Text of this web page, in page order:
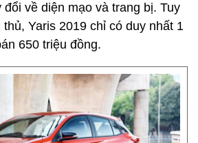
về diện mạo và trang bị. Tuy
Yaris 2019 chỉ có duy nhất 1
650 triệu đồng.